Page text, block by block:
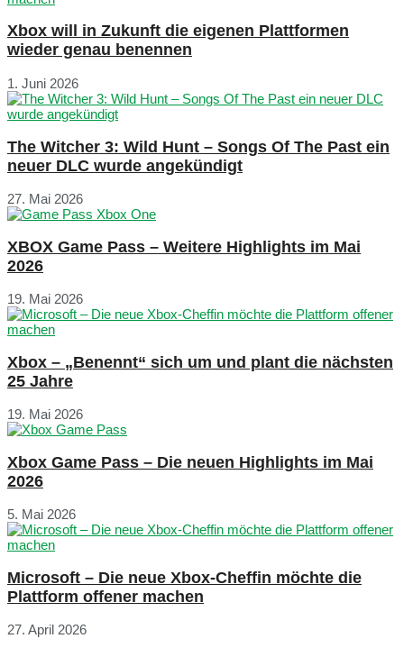
Xbox will in Zukunft die eigenen Plattformen
wieder genau benennen
1. Juni 2026
The Witcher 3: Wild Hunt – Songs Of The Past ein
neuer DLC wurde angekündigt
27. Mai 2026
XBOX Game Pass – Weitere Highlights im Mai
2026
19. Mai 2026
Xbox – „Benennt“ sich um und plant die nächsten
25 Jahre
19. Mai 2026
Xbox Game Pass – Die neuen Highlights im Mai
2026
5. Mai 2026
Microsoft – Die neue Xbox-Cheffin möchte die
Plattform offener machen
27. April 2026